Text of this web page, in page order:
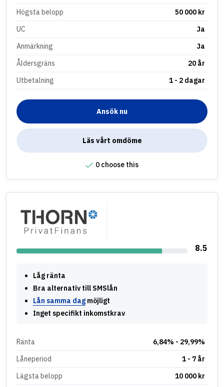
Högsta belopp
50 000 kr
UC
Ja
Anmärkning
Ja
Åldersgräns
20 år
Utbetalning
1 - 2 dagar
Ansök nu
Läs vårt omdöme
0 choose this
8.5
Låg ränta
Bra alternativ till SMSlån
Lån samma dag möjligt
Inget specifikt inkomstkrav
Ränta
6,84% - 29,99%
Låneperiod
1 - 7 år
Lägsta belopp
10 000 kr